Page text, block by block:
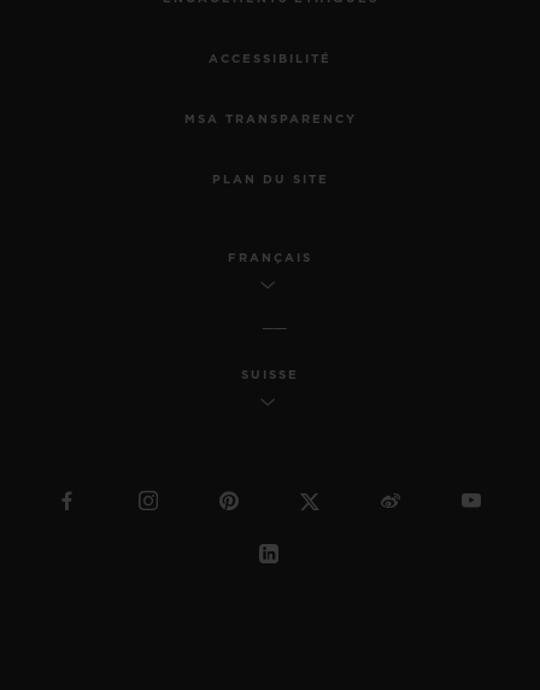
ACCESSIBILITÉ
MSA TRANSPARENCY
PLAN DU SITE
FRANÇAIS
SUISSE